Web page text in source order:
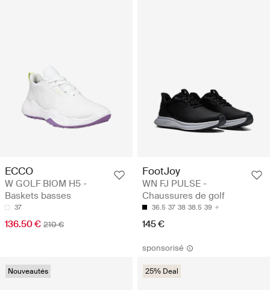
ECCO
W GOLF BIOM H5 -
Baskets basses
37
136.50 € 210 €
FootJoy
WN FJ PULSE -
Chaussures de golf
36.5 37 38 38.5 39
145 €
Nouveautés
sponsorisé
25% Deal